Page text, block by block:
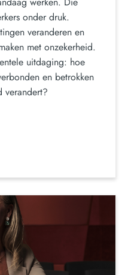
onder druk.
veranderen en
met onzekerheid.
uitdaging: hoe
en betrokken
verandert?